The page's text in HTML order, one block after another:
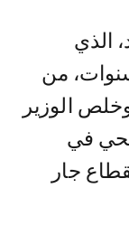
الذي
من
الوزير
في
جار